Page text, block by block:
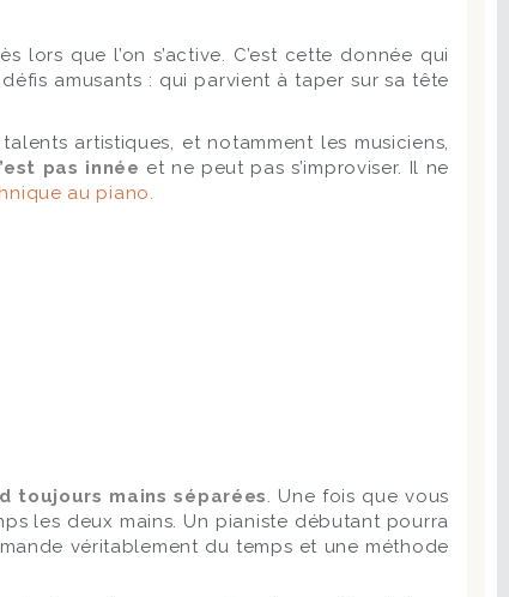
lors que l’on s’active. C’est cette donnée qui
amusants : qui parvient à taper sur sa tête
artistiques, et notamment les musiciens,
pas innée et ne peut pas s’improviser. Il ne
au piano.
toujours mains séparées. Une fois que vous
les deux mains. Un pianiste débutant pourra
véritablement du temps et une méthode